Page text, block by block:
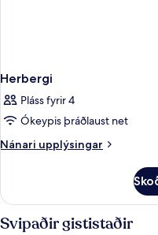
Herbergi
Pláss fyrir 4
Ókeypis þráðlaust net
Nánari upplýsingar
Nánari
Svipaðir gististaðir